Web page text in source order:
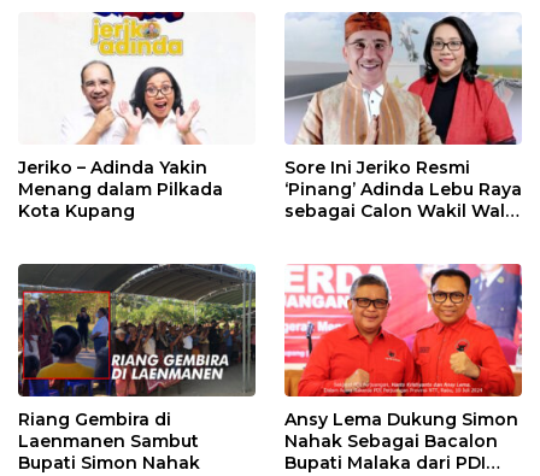
Jeriko – Adinda Yakin
Menang dalam Pilkada
Kota Kupang
Sore Ini Jeriko Resmi
‘Pinang’ Adinda Lebu Raya
sebagai Calon Wakil Wali
Riang Gembira di
Laenmanen Sambut
Bupati Simon Nahak
Ansy Lema Dukung Simon
Nahak Sebagai Bacalon
Bupati Malaka dari PDI